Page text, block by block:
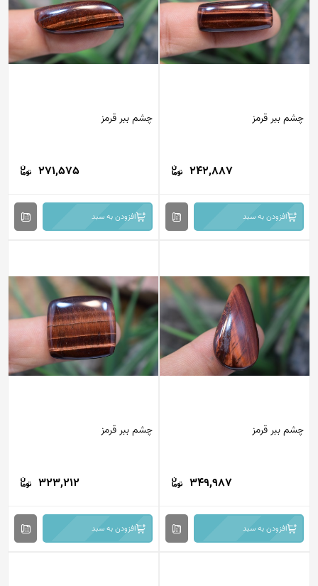
چشم ببر قرمز
242,887
افزودن به سبد
چشم ببر قرمز
271,575
افزودن به سبد
چشم ببر قرمز
349,987
افزودن به سبد
چشم ببر قرمز
323,212
افزودن به سبد